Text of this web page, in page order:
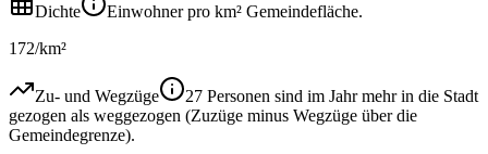
Dichte
Einwohner pro km² Gemeindefläche.
172/km²
Zu- und Wegzüge
27 Personen sind im Jahr mehr in die Stadt
gezogen als weggezogen (Zuzüge minus Wegzüge über die
Gemeindegrenze).